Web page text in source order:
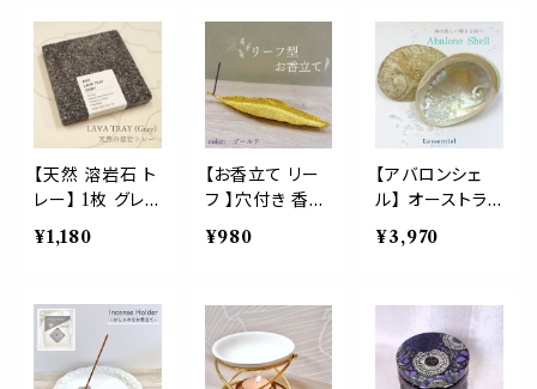
浄化 皿 スマッ
ジング お清め
瞑想 空間 ホワ
イト セージ パロ
サント ミルラ フ
ランキンセンス
パワーストーン
インテリア おし
ンス スティック
受け皿 線香立
て 葉 葉っぱ 木
タバコ 浄化 ヨ
ガ 瞑想 インテリ
ア 小物 エネル
ギー
コ 癒し 安らぎ
ヨガ 瞑想 占星
風水 インテリア
【天然 溶岩石 ト
レー】 1枚 グレ
ー 香皿 ラバスト
ーン パワースト
然 パロサント ホ
ワイトセージ お
香 香木 インセン
ス 浄化 ヨガ 瞑
¥1,180
【お香立て リー
フ 】穴付き 香差
し 合金 ゴールド
お香ホルダー イ
ック 受け皿 線
香立て 葉 葉っ
ぱ 葉脈 モチー
フ インテリア 浄
¥980
【アバロンシェ
ル】 オーストラリ
ア産 アイボリー
ホワイト 1個 ｜
貝殻 トレイ アク
セサリー置き オ
ブジェ 皿 スマッ
ジング 浄化 お
¥3,970